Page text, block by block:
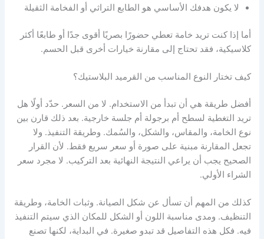
لا يكون هدفك الأساسي هو الطابع التراثي أو الفخامة الثقيلة
أما إذا كنت تريد خامة تعطي حضورًا بصريًا أقوى جدًا أو طابعًا أكثر
كلاسيكية، فقد تحتاج إلى مقارنة خيارات أخرى قبل الحسم.
كيف تختار النوع المناسب من القرميد البلاستيك؟
أفضل طريقة هي أن تبدأ من الاستخدام. لا من السعر. حدّد أولًا هل
تريد التغطية لسطح أم برجولة أم جلسة خارجية. بعد ذلك قارن بين
نوع الخامة، والمقاس، والشكل، والسُمك. وطريقة التنفيذ. ولا
تجعل المقارنة مبنية على صورة أو سعر سريع فقط. لأن القرار
الصحيح يجب أن يراعي النتيجة النهائية بعد التركيب. لا مجرد سعر
الشراء الأولي.
كذلك من المهم أن تسأل عن شكل الصيانة. وثبات الخامة، وطريقة
التنظيف. ومدى مناسبة اللون أو الشكل للمكان الذي سيتم التنفيذ
فيه. فكل هذه التفاصيل قد تبدو صغيرة. في البداية، لكنها تصنع